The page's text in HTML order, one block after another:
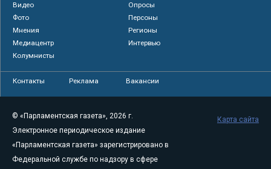
Видео
Опросы
Фото
Персоны
Мнения
Регионы
Медиацентр
Интервью
Колумнисты
Контакты Реклама Вакансии
© «Парламентская газета», 2026 г.
Электронное периодическое издание
«Парламентская газета» зарегистрировано в
Федеральной службе по надзору в сфере
Карта сайта